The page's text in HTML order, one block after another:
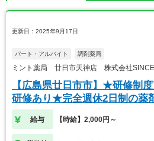
更新日：2025年9月17日
パート・アルバイト 調剤薬局
ミント薬局 廿日市天神店 株式会社
【広島県廿日市市】★研修制
研修あり★完全週休2日制の薬
給与 【時給】2,000円～